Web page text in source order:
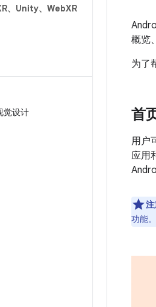
、Unity、WebXR
觉设计
概览
为了
首
用户
应用
注
功能。